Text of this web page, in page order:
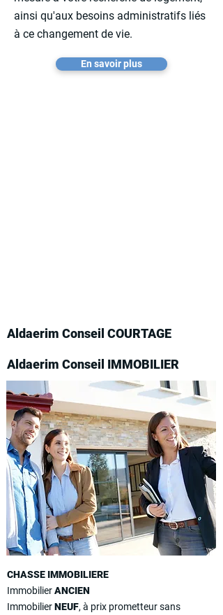
ainsi qu'aux besoins administratifs liés
à ce changement de vie.
En savoir plus
Aldaerim Conseil COURTAGE
Aldaerim Conseil IMMOBILIER
CHASSE IMMOBILIERE
ImmobilierANCIEN
ImmobilierNEUF, à prix prometteur sans